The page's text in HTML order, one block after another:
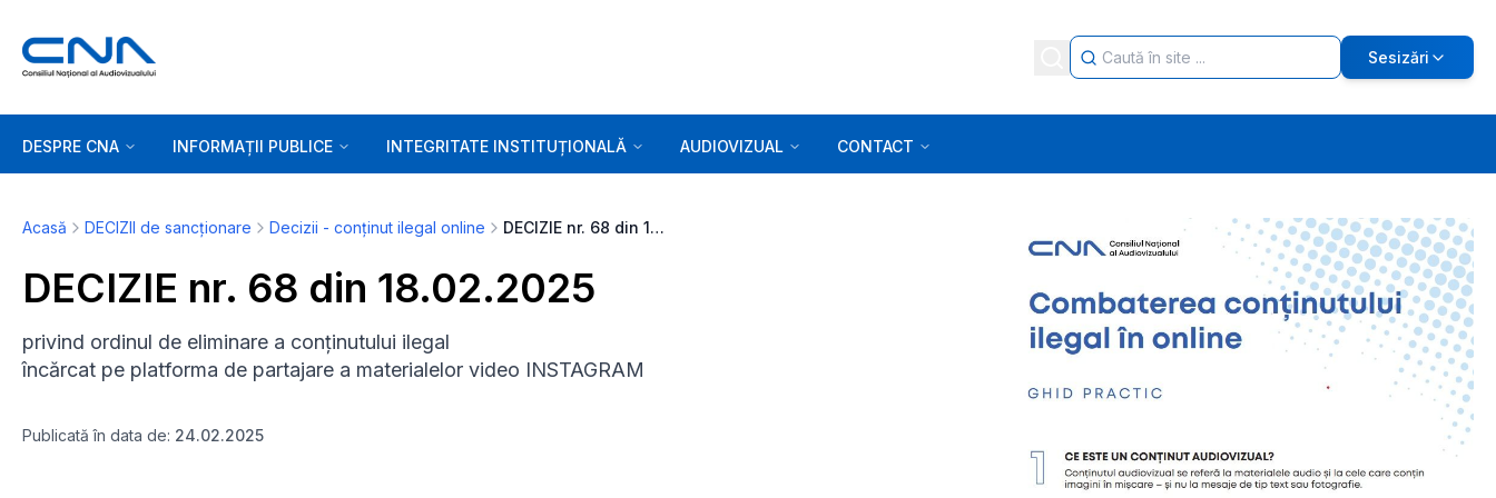
Sesizări
DESPRE CNA INFORMAȚII PUBLICE INTEGRITATE INSTITUȚIONALĂ AUDIOVIZUAL CONTACT
Acasă DECIZII de sancționare Decizii - conținut ilegal online DECIZIE nr. 68 din 18.02.2025
DECIZIE nr. 68 din 18.02.2025
privind ordinul de eliminare a conținutului ilegal
încărcat pe platforma de partajare a materialelor video INSTAGRAM
Publicată în data de: 24.02.2025